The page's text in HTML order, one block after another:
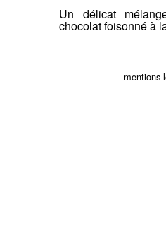
Un délicat
chocolat foisonné à
mentions